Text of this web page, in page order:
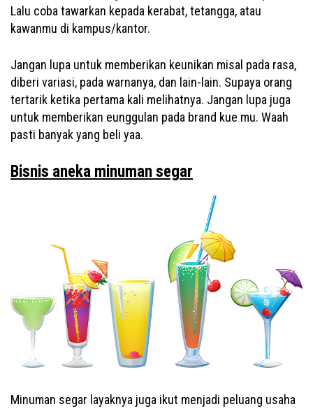
Lalu coba tawarkan kepada kerabat, tetangga, atau
kawanmu di kampus/kantor.
Jangan lupa untuk memberikan keunikan misal pada rasa,
diberi variasi, pada warnanya, dan lain-lain. Supaya orang
tertarik ketika pertama kali melihatnya. Jangan lupa juga
untuk memberikan eunggulan pada brand kue mu. Waah
pasti banyak yang beli yaa.
Bisnis aneka minuman segar
Minuman segar layaknya juga ikut menjadi peluang usaha